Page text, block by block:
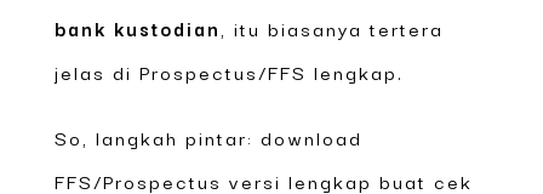
bank kustodian , itu biasanya tertera
jelas di Prospectus/FFS lengkap.
So, langkah pintar: download
FFS/Prospectus versi lengkap buat cek